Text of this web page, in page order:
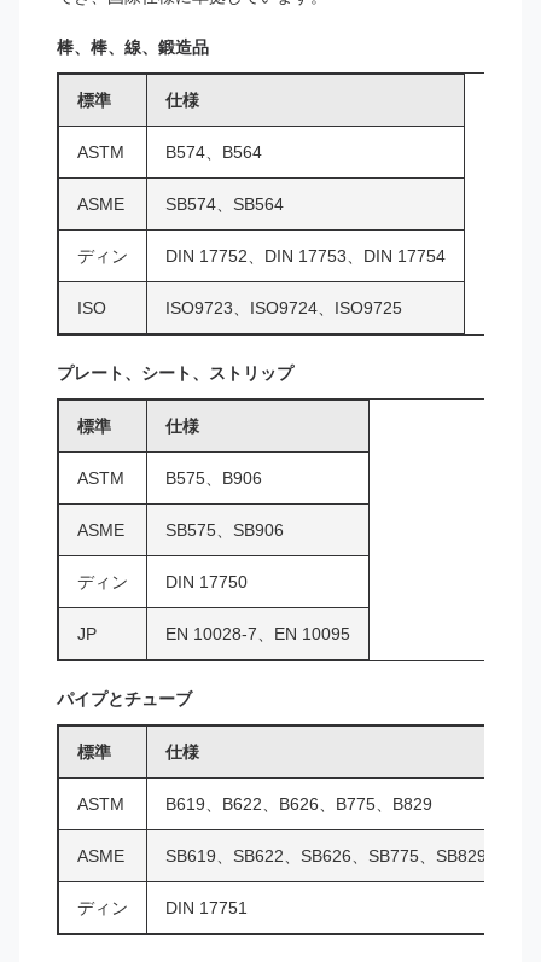
棒、棒、線、鍛造品
標準 仕様
ASTM B574、B564
ASME SB574、SB564
ディン DIN 17752、DIN 17753、DIN 17754
ISO ISO9723、ISO9724、ISO9725
プレート、シート、ストリップ
標準 仕様
ASTM B575、B906
ASME SB575、SB906
ディン DIN 17750
JP EN 10028-7、EN 10095
パイプとチューブ
標準 仕様
ASTM B619、B622、B626、B775、B829
ASME SB619、SB622、SB626、SB775、SB829
ディン DIN 17751